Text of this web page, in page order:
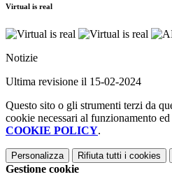
Virtual is real
Notizie
Ultima revisione il 15-02-2024
Questo sito o gli strumenti terzi da
cookie necessari al funzionamento
COOKIE POLICY.
Personalizza Rifiuta tutti i cookies
Gestione cookie